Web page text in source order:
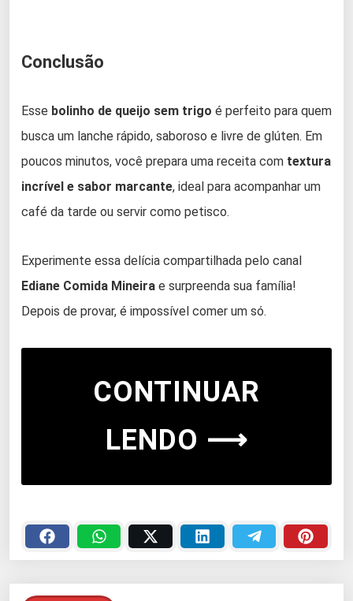
Conclusão
Esse bolinho de queijo sem trigo é perfeito para quem
busca um lanche rápido, saboroso e livre de glúten. Em
poucos minutos, você prepara uma receita com textura
incrível e sabor marcante, ideal para acompanhar um
café da tarde ou servir como petisco.
Experimente essa delícia compartilhada pelo canal
Ediane Comida Mineira e surpreenda sua família!
Depois de provar, é impossível comer um só.
CONTINUAR
LENDO ⟶